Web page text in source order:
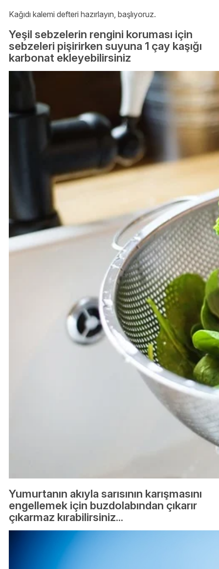
Kağıdı kalemi defteri hazırlayın, başlıyoruz.
Yeşil sebzelerin rengini koruması için
sebzeleri pişirirken suyuna 1 çay kaşığı
karbonat ekleyebilirsiniz
Yumurtanın akıyla sarısının karışmasını
engellemek için buzdolabından çıkarır
çıkarmaz kırabilirsiniz...